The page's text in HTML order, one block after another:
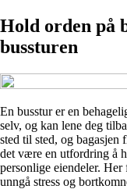
Hold orden på
bussturen
En busstur er en
selv, og kan lene deg
sted til sted, og
det være en utfordring å
personlige eiendeler.
unngå stress og